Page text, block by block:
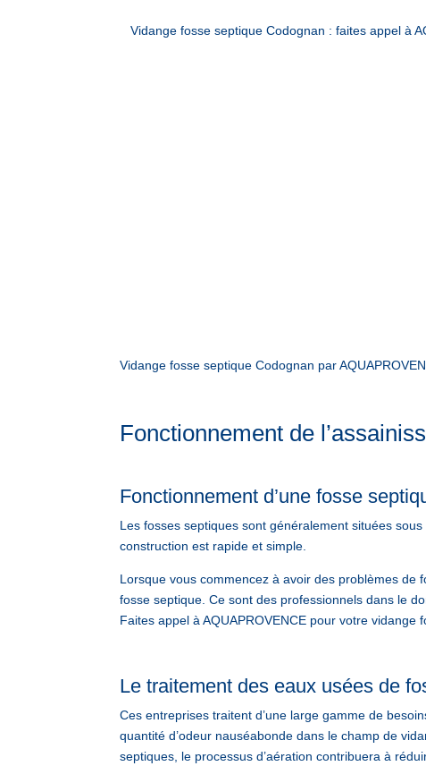
Vidange fosse septique Codognan : faites appel à
Vidange fosse septique Codognan par
Fonctionnement de
Fonctionnement d’une fosse
Les fosses septiques sont généralement situées
construction est rapide et simple.
Lorsque vous commencez à avoir des problèmes de
fosse septique. Ce sont des professionnels dans le
Faites appel à AQUAPROVENCE pour votre
Le traitement des eaux usées de
Ces entreprises traitent d’une large gamme de
quantité d’odeur nauséabonde dans le champ de
septiques, le processus d’aération contribuera à